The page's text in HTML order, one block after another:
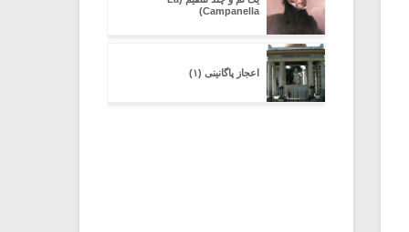
Campanella)
اعجاز پاگانینی (۱)